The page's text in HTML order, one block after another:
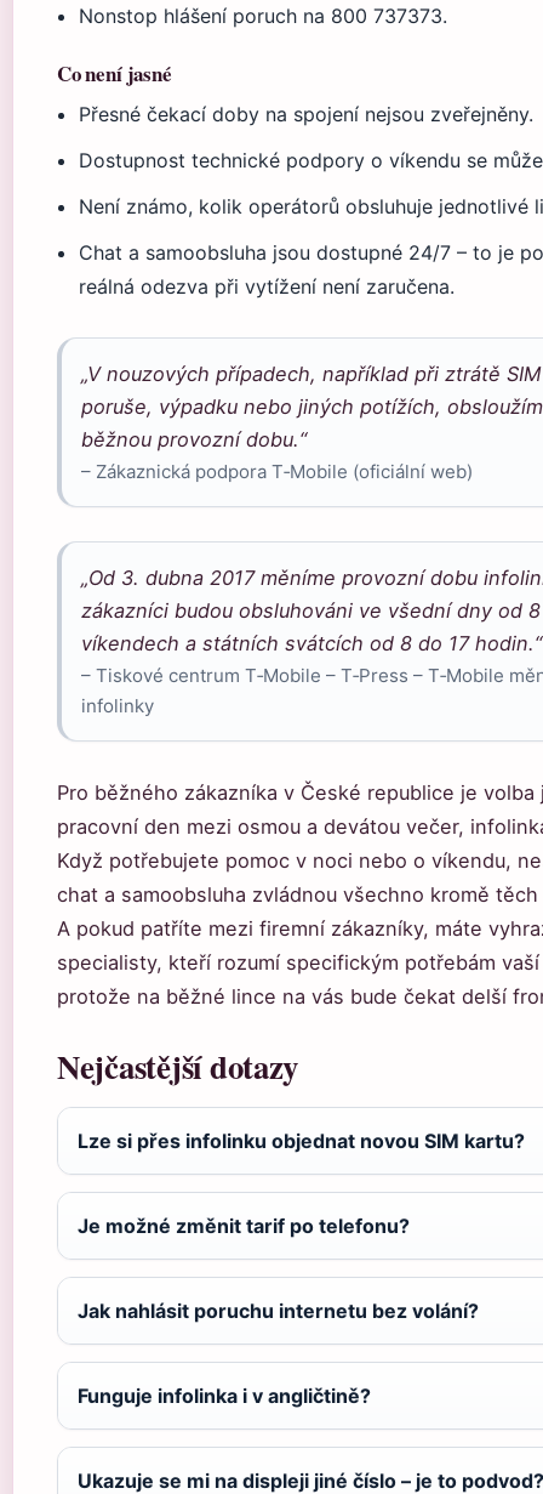
Nonstop hlášení poruch na 800 737373.
Co není jasné
Přesné čekací doby na spojení nejsou zveřejněny.
Dostupnost technické podpory o víkendu se
Není známo, kolik operátorů obsluhuje jednotlivé
Chat a samoobsluha jsou dostupné 24/7 – to je
reálná odezva při vytížení není zaručena.
„V nouzových případech, například při ztrátě
poruše, výpadku nebo jiných potížích,
běžnou provozní dobu.“
– Zákaznická podpora T‑Mobile (oficiální web)
„Od 3. dubna 2017 měníme provozní dobu
zákazníci budou obsluhováni ve všední dny od
víkendech a státních svátcích od 8 do 17 hodin.“
– Tiskové centrum T‑Mobile – T‑Press – T‑Mobile
infolinky
Pro běžného zákazníka v České republice je
pracovní den mezi osmou a devátou večer,
Když potřebujete pomoc v noci nebo o víkendu,
chat a samoobsluha zvládnou všechno kromě
A pokud patříte mezi firemní zákazníky, máte
specialisty, kteří rozumí specifickým potřebám
protože na běžné lince na vás bude čekat delší
Nejčastější dotazy
Lze si přes infolinku objednat novou SIM kartu?
Je možné změnit tarif po telefonu?
Jak nahlásit poruchu internetu bez volání?
Funguje infolinka i v angličtině?
Ukazuje se mi na displeji jiné číslo – je to podvod?